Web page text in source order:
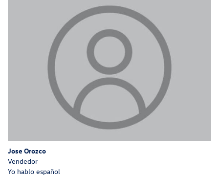
Jose Orozco
Vendedor
Yo hablo español